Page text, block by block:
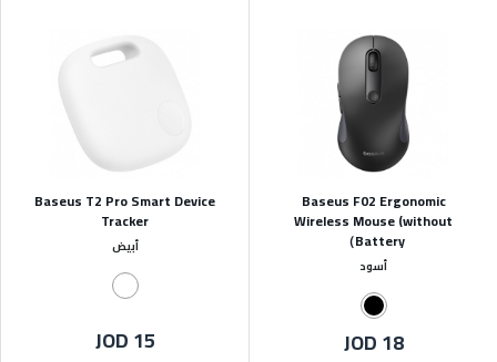
أسود
Baseus F02 Ergonomic
Wireless Mouse (without
Battery）
JOD 18
أبيض
Baseus T2 Pro Smart Device
Tracker
JOD 15